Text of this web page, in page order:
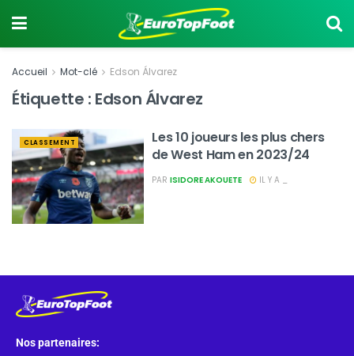
Accueil Mot-clé Edson Álvarez
Étiquette : Edson Álvarez
CLASSEMENT
Les 10 joueurs les plus chers
de West Ham en 2023/24
PAR ISIDORE AKOUETE IL Y A _
Nos partenaires: